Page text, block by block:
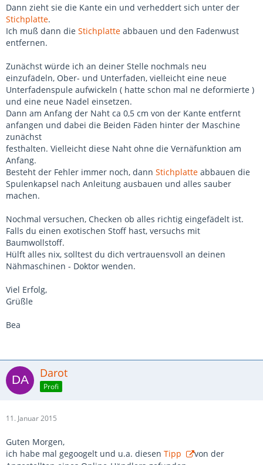
Dann zieht sie die Kante ein und verheddert sich unter der
Stichplatte.
Ich muß dann die Stichplatte abbauen und den Fadenwust
entfernen.
Zunächst würde ich an deiner Stelle nochmals neu
einzufädeln, Ober- und Unterfaden, vielleicht eine neue
Unterfadenspule aufwickeln ( hatte schon mal ne deformierte )
und eine neue Nadel einsetzen.
Dann am Anfang der Naht ca 0,5 cm von der Kante entfernt
anfangen und dabei die Beiden Fäden hinter der Maschine
zunächst
festhalten. Vielleicht diese Naht ohne die Vernäfunktion am
Anfang.
Besteht der Fehler immer noch, dann Stichplatte abbauen die
Spulenkapsel nach Anleitung ausbauen und alles sauber
machen.
Nochmal versuchen, Checken ob alles richtig eingefädelt ist.
Falls du einen exotischen Stoff hast, versuchs mit
Baumwollstoff.
Hülft alles nix, solltest du dich vertrauensvoll an deinen
Nähmaschinen - Doktor wenden.
Viel Erfolg,
Grüßle
Bea
Darot
Profi
11. Januar 2015
Guten Morgen,
ich habe mal gegoogelt und u.a. diesen Tipp
von der